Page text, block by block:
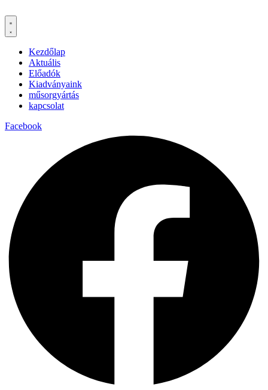
Kezdőlap
Aktuális
Előadók
Kiadványaink
műsorgyártás
kapcsolat
Facebook